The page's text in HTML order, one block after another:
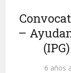
–
6 años